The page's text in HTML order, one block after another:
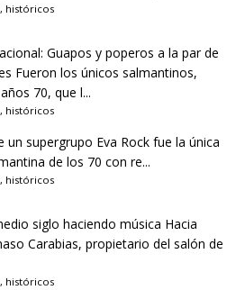
, históricos
Guapos y poperos a la par de
Fueron los únicos salmantinos,
70, que l...
, históricos
un supergrupo Eva Rock fue la única
de los 70 con re...
, históricos
siglo haciendo música Hacia
Carabias, propietario del salón de
, históricos